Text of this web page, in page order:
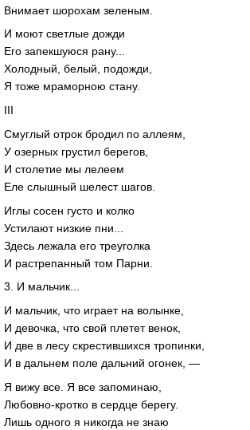
Внимает шорохам зеленым.
И моют светлые дожди
Его запекшуюся рану...
Холодный, белый, подожди,
Я тоже мраморною стану.
III
Смуглый отрок бродил по аллеям,
У озерных грустил берегов,
И столетие мы лелеем
Еле слышный шелест шагов.
Иглы сосен густо и колко
Устилают низкие пни...
Здесь лежала его треуголка
И растрепанный том Парни.
3. И мальчик...
И мальчик, что играет на волынке,
И девочка, что свой плетет венок,
И две в лесу скреcтившихся тропинки,
И в дальнем поле дальний огонек, —
Я вижу все. Я все запоминаю,
Любовно-кротко в сердце берегу.
Лишь одного я никогда не знаю